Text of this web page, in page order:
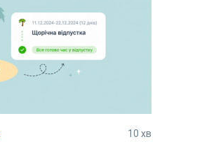
10 хв